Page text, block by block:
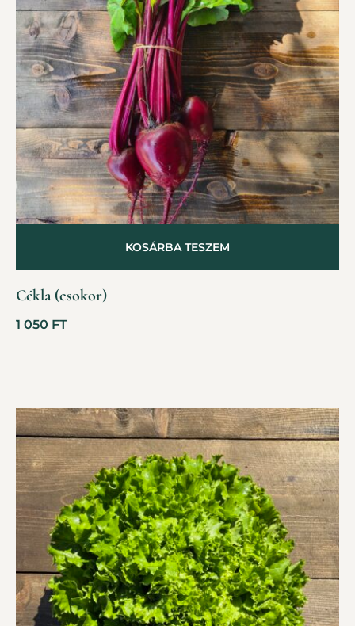
Cékla (csokor)
1 050 FT
KOSÁRBA TESZEM